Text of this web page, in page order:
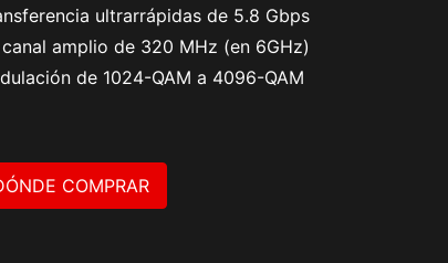
ultrarrápidas de 5.8 Gbps
amplio de 320 MHz (en 6GHz)
de 1024-QAM a 4096-QAM
COMPRAR